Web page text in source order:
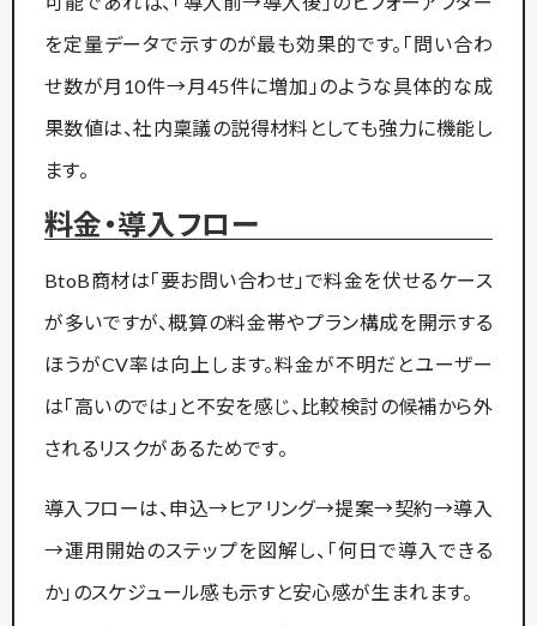
を定量データで示すのが最も効果的です。「問い合わ
せ数が月10件→月45件に増加」のような具体的な成
果数値は、社内稟議の説得材料としても強力に機能し
ます。
料金・導入フロー
BtoB商材は「要お問い合わせ」で料金を伏せるケース
が多いですが、概算の料金帯やプラン構成を開示する
ほうがCV率は向上します。料金が不明だとユーザー
は「高いのでは」と不安を感じ、比較検討の候補から外
されるリスクがあるためです。
導入フローは、申込→ヒアリング→提案→契約→導入
→運用開始のステップを図解し、「何日で導入できる
か」のスケジュール感も示すと安心感が生まれます。